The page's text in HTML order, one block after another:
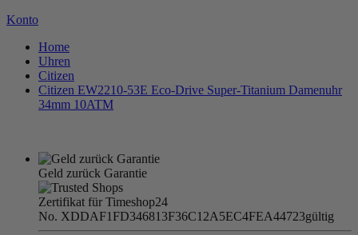
Konto
Home
Uhren
Citizen
Citizen EW2210-53E Eco-Drive Super-Titanium Damenuhr
34mm 10ATM
Geld zurück Garantie
Zertifikat für Timeshop24
No. XDDAF1FD346813F36C12A5EC4FEA44723gültig